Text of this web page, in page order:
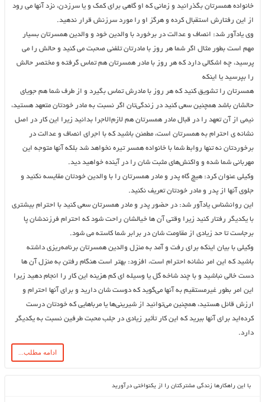
خانواده همسرتان بگذرانید و زمانی که او گاهی برای کمک و یا سرزدن، نزد آنها می رود
از این رفتارش استقبال کرده و هرگز او را مورد سرزنش قرار ندهید.
وی یادآور شد: انصاف و عدالت در برخورد با والدین خود و والدین همسرتان بسیار
مهم است بطور مثال اگر شما هر روز با مادرتان تلفنی صحبت می کنید و حالش را می
پرسید، چه اشکالی دارد که هر روز با مادر همسرتان هم تماس گرفته و مختصر حالش
را بپرسید یا اینکه
همسرتان را تشویق کنید که هر روز با مادرش تماس بگیرد و از طرف شما هم جویای
حالشان باشد همچنین سعی کنید در زندگی‌تان اگر نسبت به مادر خودتان متعهد هستید،
نیمی از آن تعهد را در قبال مادر همسرتان هم لازم‌الاجرا بدانید زیرا این کار در اصل
نشانه ی احترام به همسرتان است، مطمئن باشید که با اجرای انصاف و عدالت در
برخوردتان نه تنها روابط شما با خانواده همسر تیره نخواهد شد بلکه آنها متوجه این
مهربانی شما شده و واکنش‌های مثبت شان را در آینده خواهید دید.
وکیلی عنوان کرد: هیچ گاه پدر و مادر همسرتان را با والدین خودتان مقایسه نکنید و
جلوی آنها از پدر و مادر خودتان تعریف نکنید.
این روانشناس یادآور شد: در حضور پدر و مادر همسرتان سعی کنید با احترام بیشتری
با یکدیگر رفتار کنید زیرا وقتی آن ها خیالشان راحت شود که احترام فرزندشان پا
برجاست تا حد زیادی از مقاومت شان در برابر شما کاسته می شود.
وکیلی با بیان اینکه برای رفت و آمد به منزل والدین همسرتان برنامه‌ریزی داشته
باشید که این امر نشانه احترام است، افزود: بهتر است هنگام رفتن به منزل آن ها
دست خالی نباشید و با چند شاخه گل یا وسیله ای کم هزینه این کار را انجام دهید زیرا
این امر بطور غیرمستقیم به آنها می‌گوید که دوست شان دارید و برای آنها احترام و
ارزش قائل هستید، همچنین می‌توانید از شیرینی‌ها یا مرباهایی که خودتان درست
کرده‌اید برای آنها ببرید که این کار تأثیر زیادی در جلب محبت طرفین نسبت به یکدیگر
دارد.
ادامه مطلب...
با این راهکارها زندگی مشترکتان را از یکنواختی درآورید